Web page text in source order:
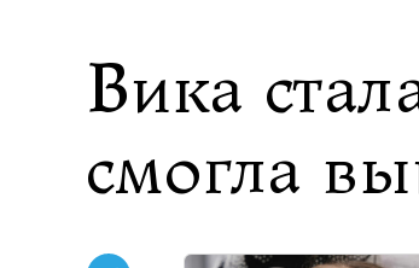
Вика
смогла